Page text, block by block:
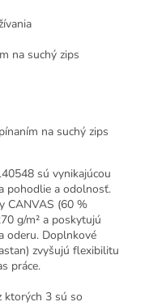
na suchý zips
na suchý zips
sú vynikajúcou
pohodlie a odolnosť.
CANVAS (60 %
g/m² a poskytujú
oderu. Doplnkové
zvyšujú flexibilitu
práce.
ktorých 3 sú so